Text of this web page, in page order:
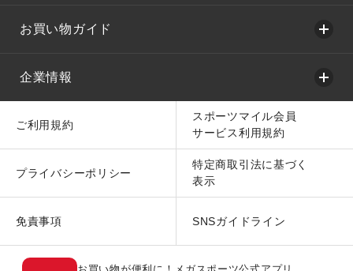
お買い物ガイド
企業情報
ご利用規約
スポーツマイル会員
サービス利用規約
プライバシーポリシー
特定商取引法に基づく
表示
免責事項 SNSガイドライン